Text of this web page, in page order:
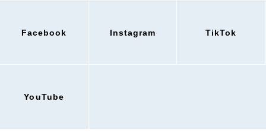
Facebook Instagram TikTok
YouTube